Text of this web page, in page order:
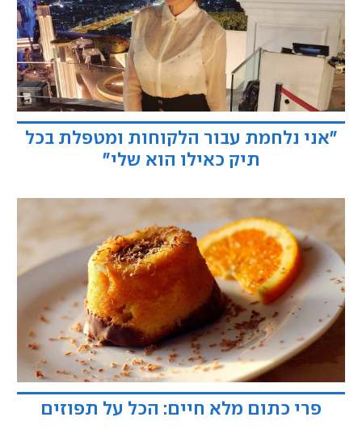
"אני נלחמת עבור הלקוחות ומטפלת בכל
תיק כאילו הוא שלי"
פרי כתום מלא חיים: הכל על תפוזים